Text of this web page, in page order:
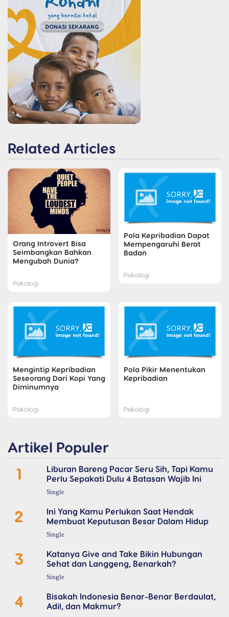
Related Articles
Orang Introvert Bisa
Seimbangkan Bahkan
Mengubah Dunia?
Psikologi
Pola Kepribadian Dapat
Mempengaruhi Berat
Badan
Psikologi
Mengintip Kepribadian
Seseorang Dari Kopi Yang
Diminumnya
Psikologi
Pola Pikir Menentukan
Kepribadian
Psikologi
Artikel Populer
1
Liburan Bareng Pacar Seru Sih, Tapi Kamu
Perlu Sepakati Dulu 4 Batasan Wajib Ini
Single
2
Ini Yang Kamu Perlukan Saat Hendak
Membuat Keputusan Besar Dalam Hidup
Single
3
Katanya Give and Take Bikin Hubungan
Sehat dan Langgeng, Benarkah?
Single
4
Bisakah Indonesia Benar-Benar Berdaulat,
Adil, dan Makmur?